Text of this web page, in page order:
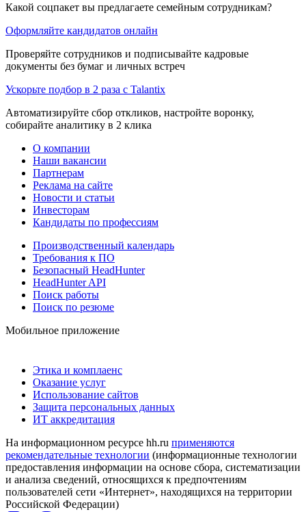
Какой соцпакет вы предлагаете семейным сотрудникам?
Оформляйте кандидатов онлайн
Проверяйте сотрудников и подписывайте кадровые
документы без бумаг и личных встреч
Ускорьте подбор в 2 раза с Talantix
Автоматизируйте сбор откликов, настройте воронку,
собирайте аналитику в 2 клика
О компании
Наши вакансии
Партнерам
Реклама на сайте
Новости и статьи
Инвесторам
Кандидаты по профессиям
Производственный календарь
Требования к ПО
Безопасный HeadHunter
HeadHunter API
Поиск работы
Поиск по резюме
Мобильное приложение
Этика и комплаенс
Оказание услуг
Использование сайтов
Защита персональных данных
ИТ аккредитация
На информационном ресурсе hh.ru применяются
рекомендательные технологии (информационные технологии
предоставления информации на основе сбора, систематизации
и анализа сведений, относящихся к предпочтениям
пользователей сети «Интернет», находящихся на территории
Российской Федерации)